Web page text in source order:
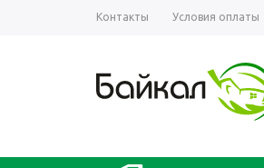
Контакты Условия оплаты